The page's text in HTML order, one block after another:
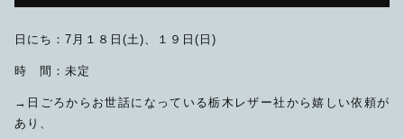
日にち：7月１８日(土)、１９日(日)
時 間：未定
→日ごろからお世話になっている栃木レザー社から嬉しい依頼が
あり、